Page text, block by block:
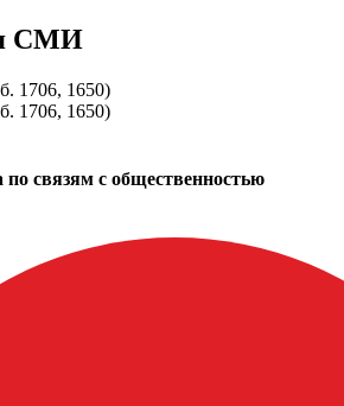
СМИ
1706, 1650)
1706, 1650)
по связям с общественностью